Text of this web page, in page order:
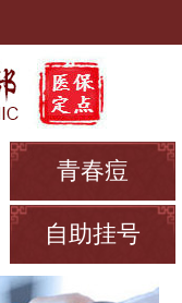
青春痘
自助挂号